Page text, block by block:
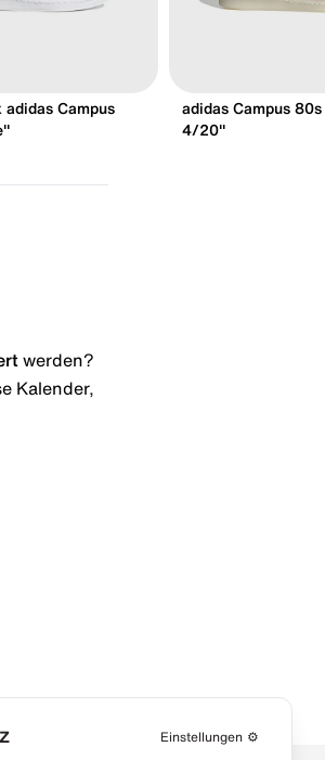
adidas Campus
adidas Campus
4/20"
werden?
Kalender,
Einstellungen ⚙️